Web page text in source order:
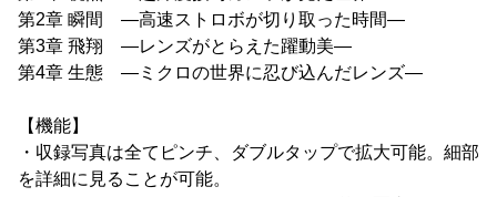
第2章 瞬間 ―高速ストロボが切り取った時間―
第3章 飛翔 ―レンズがとらえた躍動美―
第4章 生態 ―ミクロの世界に忍び込んだレンズ―
【機能】
・収録写真は全てピンチ、ダブルタップで拡大可能。細部
を詳細に見ることが可能。